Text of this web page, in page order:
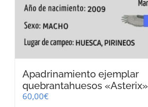
Apadrinamiento ejemplar
quebrantahuesos «Asterix»
60,00€